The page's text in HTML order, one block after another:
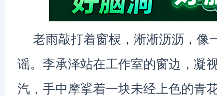
老雨敲打着窗棂，淅淅沥沥，像
谣。李承泽站在工作室的窗边，凝
汽，手中摩挲着一块未经上色的青